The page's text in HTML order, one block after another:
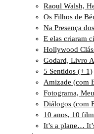
Raoul Walsh,
Os Filhos de
Na Presença
E elas criaram
Hollywood
Godard, Livro
5 Sentidos (+ 1)
Amizade (com
Fotograma,
Diálogos (com
10 anos, 10
It’s a plane…